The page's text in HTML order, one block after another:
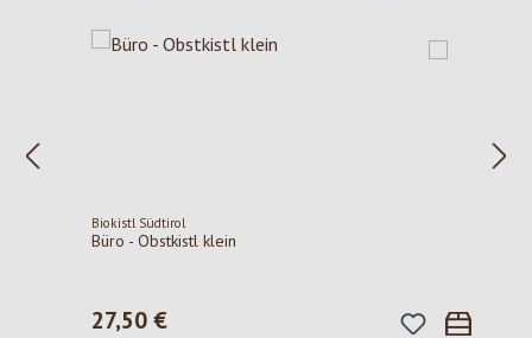
Biokistl Südtirol
Büro - Obstkistl klein
Regulärer Preis:
27,50 €